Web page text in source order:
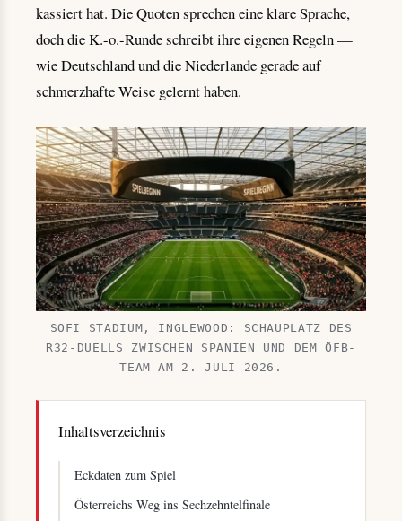
kassiert hat. Die Quoten sprechen eine klare Sprache,
doch die K.-o.-Runde schreibt ihre eigenen Regeln —
wie Deutschland und die Niederlande gerade auf
schmerzhafte Weise gelernt haben.
SOFI STADIUM, INGLEWOOD: SCHAUPLATZ DES
R32-DUELLS ZWISCHEN SPANIEN UND DEM ÖFB-
TEAM AM 2. JULI 2026.
Inhaltsverzeichnis
Eckdaten zum Spiel
Österreichs Weg ins Sechzehntelfinale